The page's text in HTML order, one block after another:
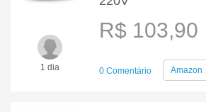
1 dia
R$ 103,90
0 Comentário Amazon